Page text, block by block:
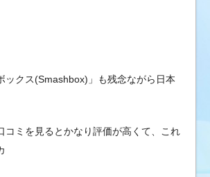
ックス(Smashbox)」も残念ながら日本
コミを見るとかなり評価が高くて、これ